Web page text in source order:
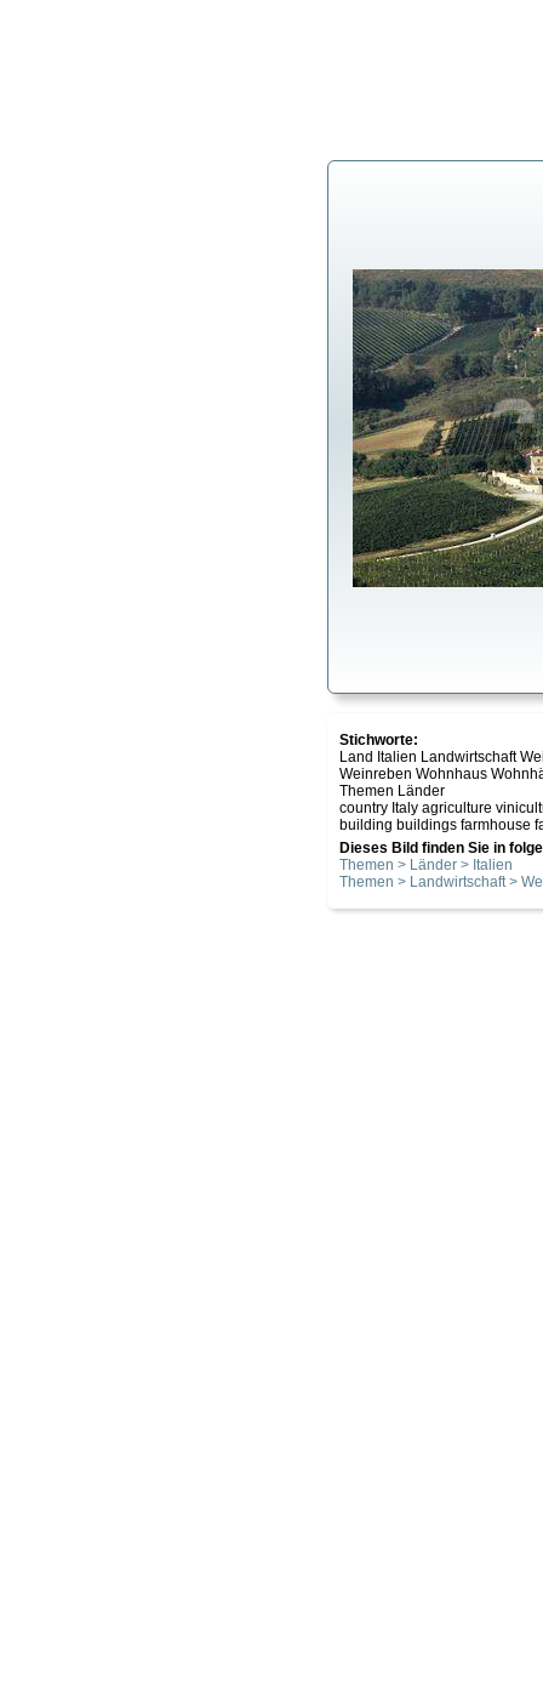
Stichworte:
Land Italien Landwirtschaft
Weinreben Wohnhaus
Themen Länder
country Italy agriculture
building buildings farmhouse
Dieses Bild finden Sie in
Themen > Länder > Italien
Themen > Landwirtschaft >